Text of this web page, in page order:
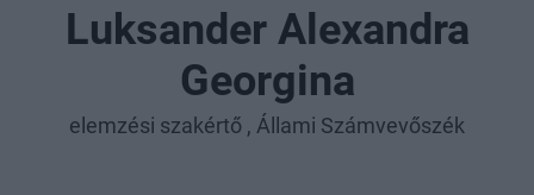
Luksander Alexandra
Georgina
elemzési szakértő , Állami Számvevőszék